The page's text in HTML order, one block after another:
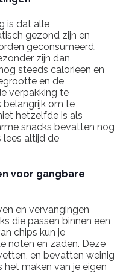
is dat alle
gezond zijn en
geconsumeerd.
zijn dan
steeds calorieën en
en de
verpakking te
belangrijk om te
hetzelfde is als
snacks bevatten nog
lees altijd de
voor gangbare
en vervangingen
die passen binnen een
chips kun je
noten en zaden. Deze
en bevatten weinig
maken van je eigen